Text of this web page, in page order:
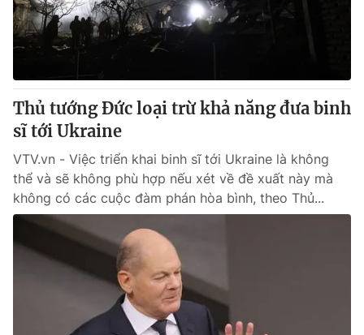
Sản phẩm
Thị trường
Tư vấn
Lịch phát sóng
Chuyên mục khác
Emagazine
Photo Infographic
Video
VTV Money VTV Thể thao
VTV Sức khoẻ Bất động sản
Thủ tướng Đức loại trừ khả năng đưa binh
sĩ tới Ukraine
VTV.vn - Việc triển khai binh sĩ tới Ukraine là không
thể và sẽ không phù hợp nếu xét về đề xuất này mà
không có các cuộc đàm phán hòa bình, theo Thủ...